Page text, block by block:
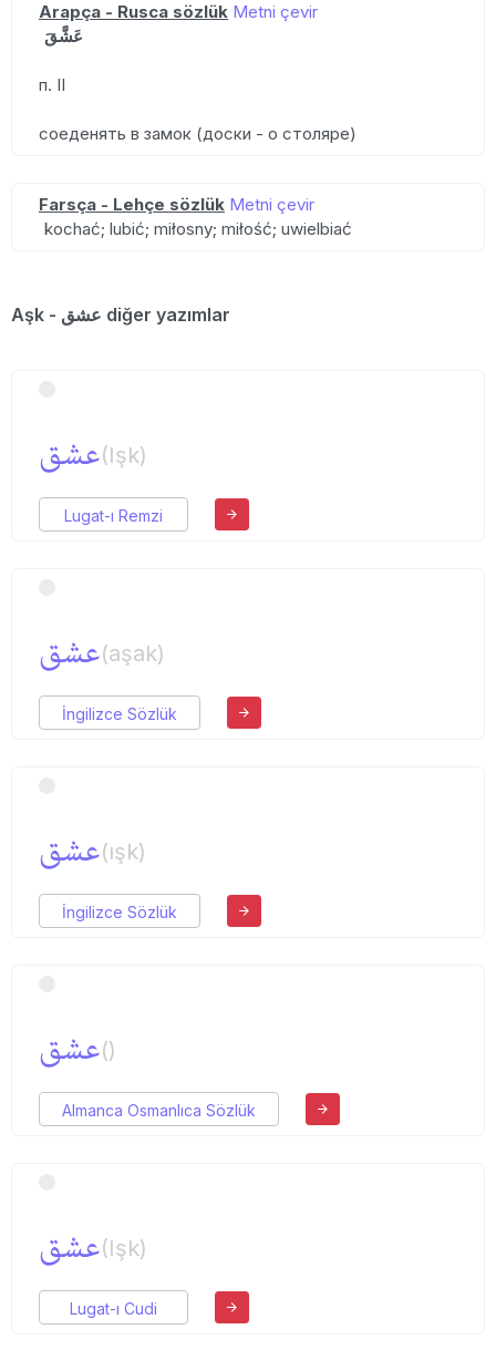
Arapça - Rusca sözlük Metni çevir
عَشَّقَ
п. II
соеденять в замок (доски - о столяре)
Farsça - Lehçe sözlük Metni çevir
kochać; lubić; miłosny; miłość; uwielbiać
Aşk - عشق diğer yazımlar
عشق(Işk)
Lugat-ı Remzi
عشق(aşak)
İngilizce Sözlük
عشق(ışk)
İngilizce Sözlük
عشق()
Almanca Osmanlıca Sözlük
عشق(Işk)
Lugat-ı Cudi